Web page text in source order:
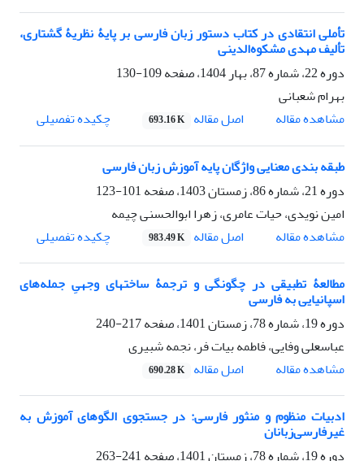
تأملی انتقادی در کتاب دستور زبان فارسی بر پایۀ نظریۀ گشتاری،
تألیف مهدی مشکوه‌الدینی
دوره 22، شماره 87، بهار 1404، صفحه
109-130
بهرام شعبانی
مشاهده مقاله
اصل مقاله 693.16 K
چکیده تفصیلی
طبقه بندی معنایی واژگان پایه آموزش زبان فارسی
دوره 21، شماره 86، زمستان 1403، صفحه
101-123
امین نویدی، حیات عامری، زهرا ابوالحسنی چیمه
مشاهده مقاله
اصل مقاله 983.49 K
چکیده تفصیلی
مطالعۀ تطبیقی در چگونگی و ترجمۀ ساختهای وجهیِ جمله‌های
اسپانیایی به فارسی
دوره 19، شماره 78، زمستان 1401، صفحه
217-240
عباسعلی وفایی، فاطمه بیات فر، نجمه شبیری
مشاهده مقاله
اصل مقاله 690.28 K
ادبیات منظوم و منثور فارسی: در جستجوی الگوهای آموزش به
غیرفارسی‌زبانان
دوره 19، شماره 78، زمستان 1401، صفحه
241-263